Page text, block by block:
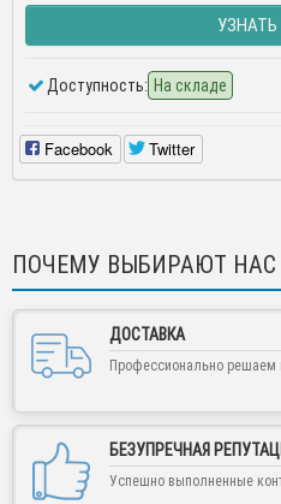
Доступность: На складе
Facebook Twitter
ПОЧЕМУ ВЫБИРАЮТ НАС
ДОСТАВКА
Профессионально решаем
БЕЗУПРЕЧНАЯ
Успешно выполненные